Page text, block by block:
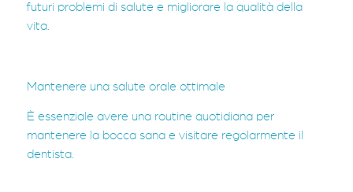
futuri problemi di salute e migliorare la qualità della
vita.
Mantenere una salute orale ottimale
È essenziale avere una routine quotidiana per
mantenere la bocca sana e visitare regolarmente il
dentista.